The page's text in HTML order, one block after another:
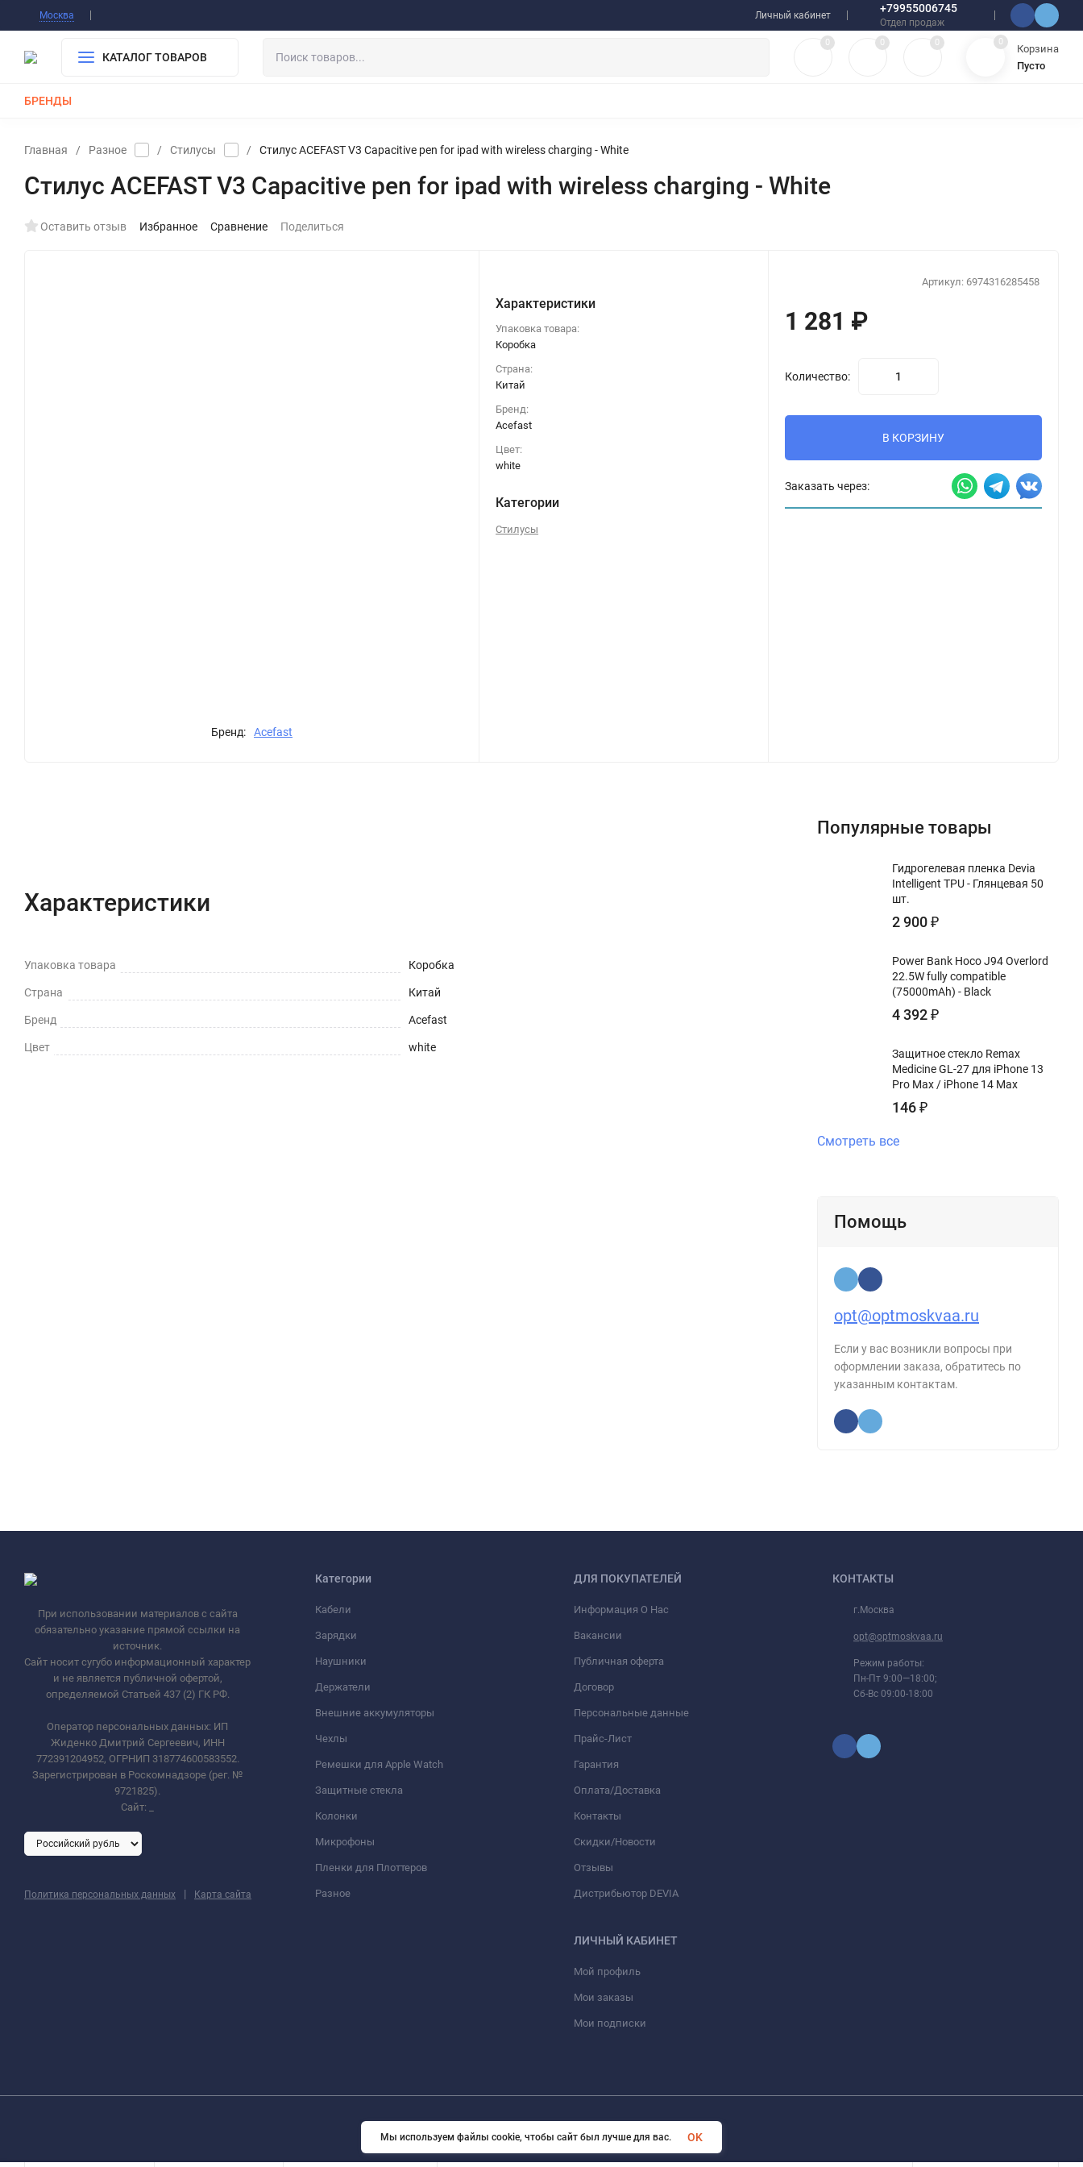
Москва Личный кабинет
+79955006745
Отдел продаж
КАТАЛОГ ТОВАРОВ
0 0 0 0
Корзина
Пусто
БРЕНДЫ
Главная / Разное / Стилусы / Стилус ACEFAST V3 Capacitive pen for ipad with wireless charging - White
Стилус ACEFAST V3 Capacitive pen for ipad with wireless charging - White
Оставить отзыв Избранное Сравнение Поделиться
Бренд: Acefast
Характеристики
Упаковка товара:
Коробка
Страна:
Китай
Бренд:
Acefast
Цвет:
white
Категории
Стилусы
Артикул: 6974316285458
1 281 ₽
Количество:
В КОРЗИНУ
Заказать через:
Характеристики
Упаковка товара Коробка
Страна Китай
Бренд Acefast
Цвет white
Популярные товары
Гидрогелевая пленка Devia
Intelligent TPU - Глянцевая 50
шт.
2 900₽
Power Bank Hoco J94 Overlord
22.5W fully compatible
(75000mAh) - Black
4 392₽
Защитное стекло Remax
Medicine GL-27 для iPhone 13
Pro Max / iPhone 14 Max
146₽
Смотреть все
Помощь
opt@optmoskvaa.ru
Если у вас возникли вопросы при
оформлении заказа, обратитесь по
указанным контактам.
При использовании материалов с сайта
обязательно указание прямой ссылки на
источник.
Сайт носит сугубо информационный характер
и не является публичной офертой,
определяемой Статьей 437 (2) ГК РФ.
Оператор персональных данных: ИП
Жиденко Дмитрий Сергеевич, ИНН
772391204952, ОГРНИП 318774600583552.
Зарегистрирован в Роскомнадзоре (рег. №
9721825).
Сайт:
Политика персональных данных | Карта сайта
Категории
Кабели
Зарядки
Наушники
Держатели
Внешние аккумуляторы
Чехлы
Ремешки для Apple Watch
Защитные стекла
Колонки
Микрофоны
Пленки для Плоттеров
Разное
ДЛЯ ПОКУПАТЕЛЕЙ
Информация О Нас
Вакансии
Публичная оферта
Договор
Персональные данные
Прайс-Лист
Гарантия
Оплата/Доставка
Контакты
Скидки/Новости
Отзывы
Дистрибьютор DEVIA
ЛИЧНЫЙ КАБИНЕТ
Мой профиль
Мои заказы
Мои подписки
КОНТАКТЫ
г.Москва
opt@optmoskvaa.ru
Режим работы:
Пн-Пт 9:00—18:00;
Сб-Вс 09:00-18:00
Мы используем файлы cookie, чтобы сайт был лучше для вас.
OK